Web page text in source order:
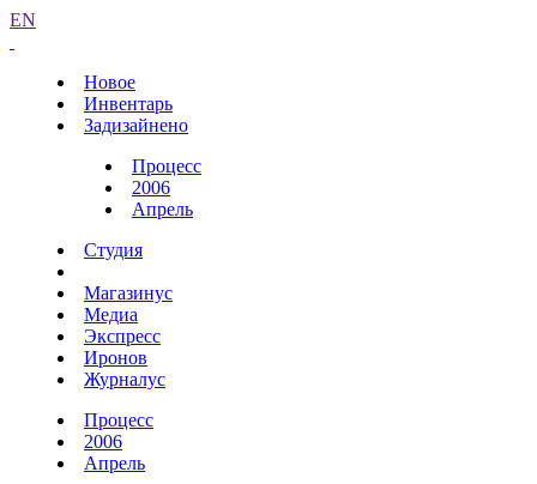
EN
Новое
Инвентарь
Задизайнено
Процесс
2006
Апрель
Студия
Магазинус
Медиа
Экспресс
Иронов
Журналус
Процесс
2006
Апрель